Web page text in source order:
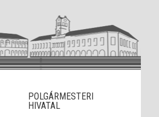
POLGÁRMESTERI
HIVATAL